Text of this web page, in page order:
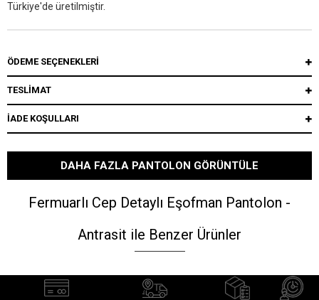
Türkiye'de üretilmiştir.
ÖDEME SEÇENEKLERI
TESLİMAT
İADE KOŞULLARI
DAHA FAZLA PANTOLON GÖRÜNTÜLE
Fermuarlı Cep Detaylı Eşofman Pantolon -
Antrasit ile Benzer Ürünler